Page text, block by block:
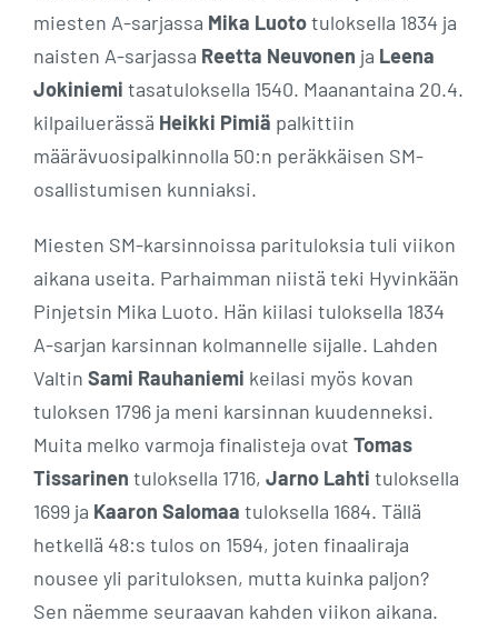
miesten A-sarjassa Mika Luototuloksella 1834 ja
naisten A-sarjassa Reetta Neuvonen ja Leena
Jokiniemi tasatuloksella 1540. Maanantaina 20.4.
kilpailuerässä Heikki Pimiä palkittiin
määrävuosipalkinnolla 50:n peräkkäisen SM-
osallistumisen kunniaksi.
Miesten SM-karsinnoissa parituloksia tuli viikon
aikana useita. Parhaimman niistä teki Hyvinkään
Pinjetsin Mika Luoto. Hän kiilasi tuloksella 1834
A-sarjan karsinnan kolmannelle sijalle. Lahden
Valtin Sami Rauhaniemi keilasi myös kovan
tuloksen 1796 ja meni karsinnan kuudenneksi.
Muita melko varmoja finalisteja ovat Tomas
Tissarinen tuloksella 1716, Jarno Lahti tuloksella
1699 ja Kaaron Salomaa tuloksella 1684. Tällä
hetkellä 48:s tulos on 1594, joten finaaliraja
nousee yli parituloksen, mutta kuinka paljon?
Sen näemme seuraavan kahden viikon aikana.